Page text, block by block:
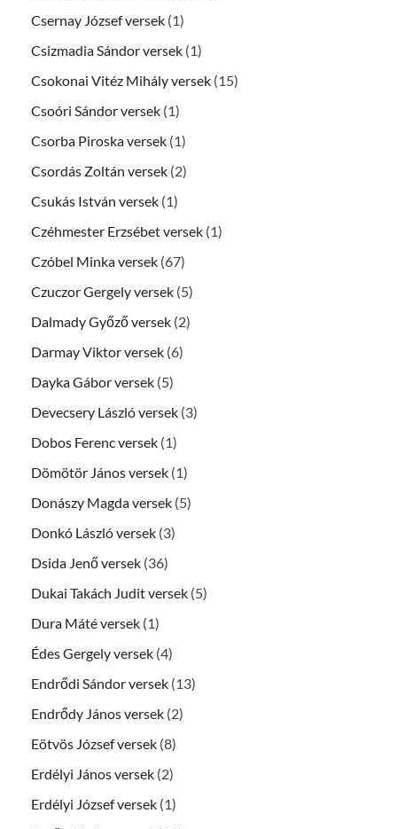
Csernay József versek (1)
Csizmadia Sándor versek (1)
Csokonai Vitéz Mihály versek (15)
Csoóri Sándor versek (1)
Csorba Piroska versek (1)
Csordás Zoltán versek (2)
Csukás István versek (1)
Czéhmester Erzsébet versek (1)
Czóbel Minka versek (67)
Czuczor Gergely versek (5)
Dalmady Győző versek (2)
Darmay Viktor versek (6)
Dayka Gábor versek (5)
Devecsery László versek (3)
Dobos Ferenc versek (1)
Dömötör János versek (1)
Donászy Magda versek (5)
Donkó László versek (3)
Dsida Jenő versek (36)
Dukai Takách Judit versek (5)
Dura Máté versek (1)
Édes Gergely versek (4)
Endrődi Sándor versek (13)
Endrődy János versek (2)
Eötvös József versek (8)
Erdélyi János versek (2)
Erdélyi József versek (1)